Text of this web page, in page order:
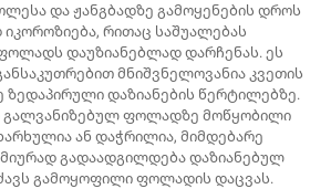
და ჟანგბადზე გამოყენების დროს
რითაც საშუალებას
დაუზიანებლად დარჩენას. ეს
მნიშვნელოვანია კვეთის
ზედაპირული დაზიანების წერტილებზე.
ფოლადზე მოწყობილი
ან დაჭრილია, მიმდებარე
გადაადგილდება დაზიანებულ
გამოყოფილი ფოლადის დაცვას.